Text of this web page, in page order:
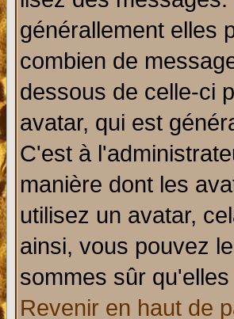
générallement elles
combien de
dessous de celle-ci
avatar, qui est
C'est à
manière dont les
utilisez un avatar,
ainsi, vous pouvez
sommes sûr
Revenir en haut de